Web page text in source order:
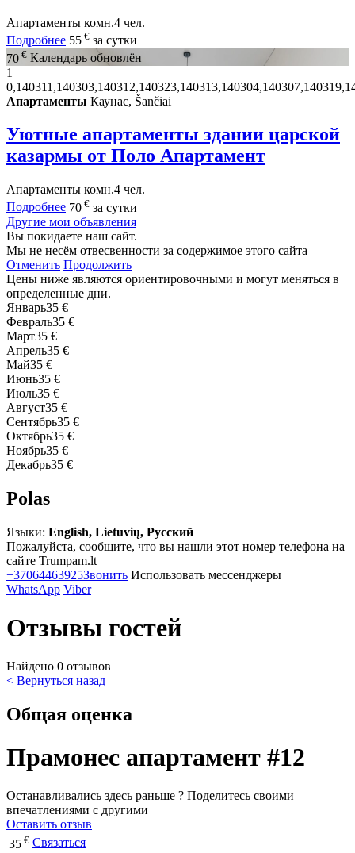
Апартаменты комн.4 чел.
Подробнее 55 € за сутки
70 € Календарь обновлён
1
Апартаменты Каунас, Šančiai
Уютные апартаменты здании царской
казармы от Поло Апартамент
Апартаменты комн.4 чел.
Подробнее 70 € за сутки
Другие мои объявления
Вы покидаете наш сайт.
Мы не несём отвесвенности за содержимое этого сайта
Отменить Продолжить
Цены ниже являются ориентировочными и могут меняться в
определенные дни.
Январь35 €
Февраль35 €
Март35 €
Апрель35 €
Май35 €
Июнь35 €
Июль35 €
Август35 €
Сентябрь35 €
Октябрь35 €
Ноябрь35 €
Декабрь35 €
Polas
Языки: English, Lietuvių, Русский
Пожалуйста, сообщите, что вы нашли этот номер телефона на
сайте Trumpam.lt
+37064463925Звонить Использовать мессенджеры
WhatsApp Viber
Отзывы гостей
Найдено 0 отзывов
< Вернуться назад
Общая оценка
Прамонес апартамент #12
Останавливались здесь раньше ? Поделитесь своими
впечатлениями с другими
Оставить отзыв
35 € Связаться